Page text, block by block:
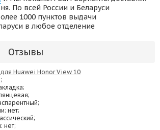
По всей России и Беларуси
1000 пунктов выдачи
в любое отделение
Отзывы
Huawei Honor View 10
: нет;
: нет;